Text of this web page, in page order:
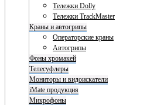
Тележки Dolly
Тележки TrackMaster
Краны и автогрипы
Операторские краны
Автогрипы
Фоны хромакей
Телесуфлеры
Мониторы и видоискатели
iMate продукция
Микрофоны